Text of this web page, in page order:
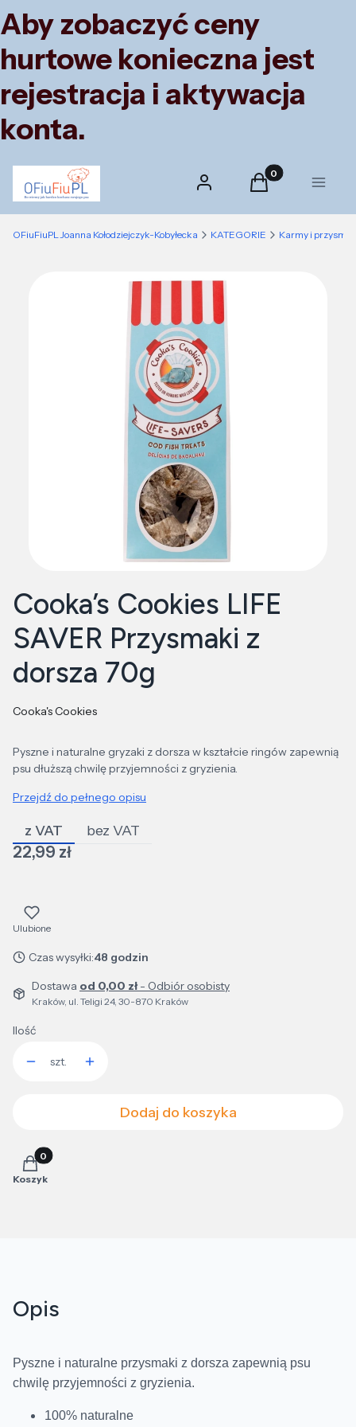
Aby zobaczyć ceny
hurtowe konieczna jest
rejestracja i aktywacja
konta.
Zaloguj się Produkty w
Koszyk Menu
OFiuFiuPL Joanna Kołodziejczyk-Kobyłecka KATEGORIE Karmy i
Cooka’s Cookies LIFE
SAVER Przysmaki z
dorsza 70g
Cooka's Cookies
Pyszne i naturalne gryzaki z dorsza w kształcie ringów zapewnią
psu dłuższą chwilę przyjemności z gryzienia.
Przejdź do pełnego opisu
z VAT bez VAT
Cena
22,99 zł
Ulubione
Czas wysyłki:48 godzin
Dostawa od 0,00 zł- Odbiór osobisty
Kraków, ul. Teligi 24, 30-870 Kraków
Ilość
szt.
Dodaj do koszyka
Produkty w koszyku: 0. Zobacz szczegóły
Koszyk
Opis
Pyszne i naturalne przysmaki z dorsza zapewnią psu
chwilę przyjemności z gryzienia.
100% naturalne